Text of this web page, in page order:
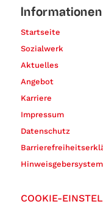
Informationen
Startseite
Sozialwerk
Aktuelles
Angebot
Karriere
Impressum
Datenschutz
Hinweisgebersystem
COOKIE-